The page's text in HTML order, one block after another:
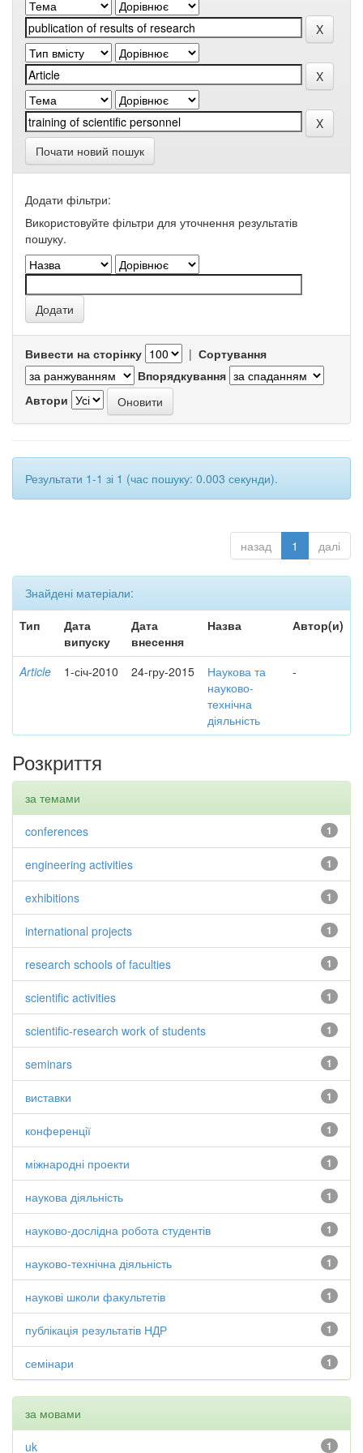
Почати новий пошук
Додати фільтри:
Використовуйте фільтри для уточнення результатів
пошуку.
Вивести на сторінку | Сортування
Впорядкування
Автори
Результати 1-1 зі 1 (час пошуку: 0.003 секунди).
назад 1 далі
Знайдені матеріали:
Тип
Дата
випуску
Дата
внесення
Назва Автор(и)
Article 1-січ-2010 24-гру-2015
Наукова та
науково-
технічна
діяльність
-
Розкриття
за темами
1
conferences
1
engineering activities
1
exhibitions
1
international projects
1
research schools of faculties
1
scientific activities
1
scientific-research work of students
1
seminars
1
виставки
1
конференції
1
міжнародні проекти
1
наукова діяльність
1
науково-дослідна робота студентів
1
науково-технічна діяльність
1
наукові школи факультетів
1
публікація результатів НДР
1
семінари
за мовами
1
uk